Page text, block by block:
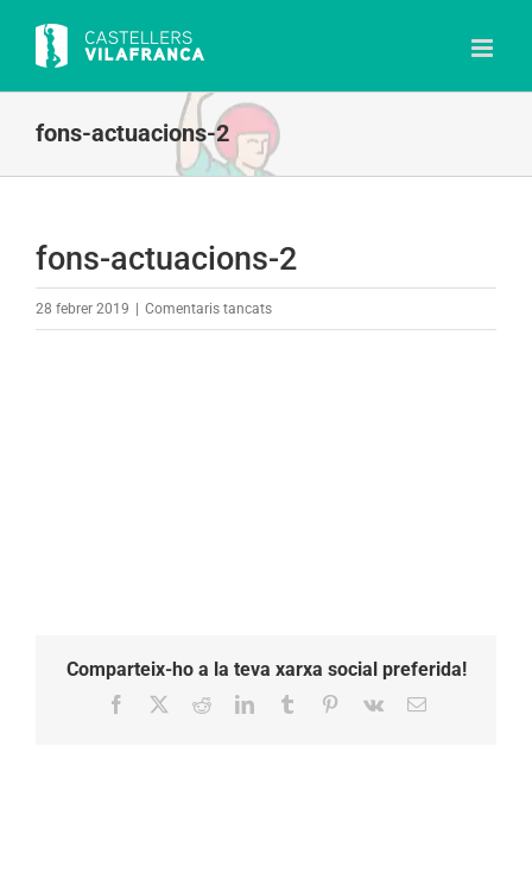
content
fons-actuacions-2
fons-actuacions-2
28 febrer 2019 Comentaris tancatsa
Comparteix-ho a la teva xarxa social preferida!
Facebook RedditLinkedInTumblr Pinterest
Vk Email: